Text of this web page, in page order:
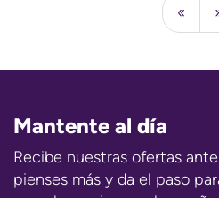
«
Mantente al día
Recibe nuestras ofertas
pienses más y da el paso